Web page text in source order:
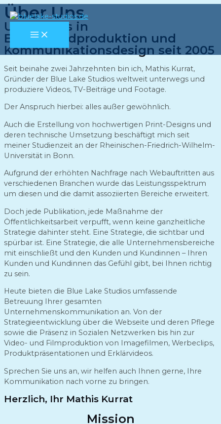
Zum
Inhalt
springenMAIN
MENU
Über Uns
Unterwegs in
Bewegtbildproduktion und
Kommunikationsdesign seit 2005
Seit beinahe zwei Jahrzehnten bin ich, Mathis Kurrat,
Gründer der Blue Lake Studios weltweit unterwegs und
produziere Videos, TV-Beiträge und Footage.
Der Anspruch hierbei: alles außer gewöhnlich.
Auch die Erstellung von hochwertigen Print-Designs und
deren technische Umsetzung beschäftigt mich seit
meiner Studienzeit an der Rheinischen-Friedrich-Wilhelm-
Universität in Bonn.
Aufgrund der erhöhten Nachfrage nach Webauftritten aus
verschiedenen Branchen wurde das Leistungsspektrum
um diesen und die damit assoziierten Bereiche erweitert.
Doch jede Publikation, jede Maßnahme der
Öffentlichkeitsarbeit verpufft, wenn keine ganzheitliche
Strategie dahinter steht. Eine Strategie, die sichtbar und
spürbar ist. Eine Strategie, die alle Unternehmensbereiche
mit einschließt und den Kunden und Kundinnen – Ihren
Kunden und Kundinnen das Gefühl gibt, bei Ihnen richtig
zu sein.
Heute bieten die Blue Lake Studios umfassende
Betreuung Ihrer gesamten
Unternehmenskommunikation an. Von der
Strategieentwicklung über die Webseite und deren Pflege
sowie die Präsenz in Sozialen Netzwerken bis hin zur
Video- und Filmproduktion von Imagefilmen, Werbeclips,
Produktpräsentationen und Erklärvideos.
Sprechen Sie uns an, wir helfen auch Ihnen gerne, Ihre
Kommunikation nach vorne zu bringen.
Herzlich, Ihr Mathis Kurrat
Mission